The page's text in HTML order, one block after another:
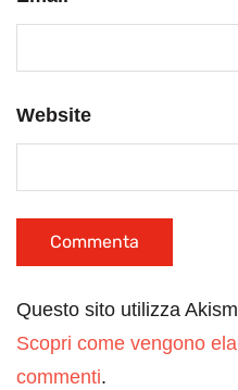
Website
Questo sito utilizza
Scopri come vengono
commenti.